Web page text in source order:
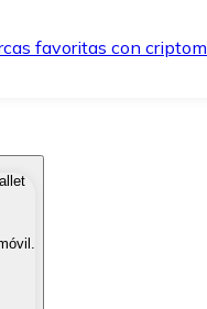
favoritas con
métodos de pago.
rápida y segura.